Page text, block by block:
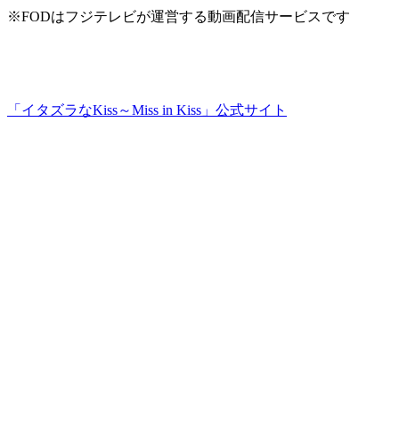
※FODはフジテレビが運営する動画配信サービスです
「イタズラなKiss～Miss in Kiss」公式サイト